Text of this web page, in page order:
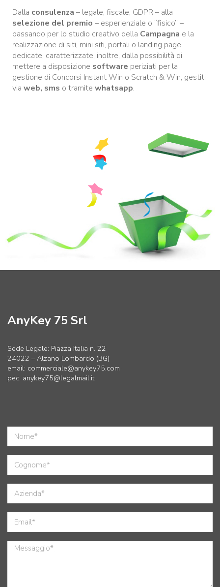
Dalla consulenza – legale, fiscale, GDPR – alla
selezione del premio – esperienziale o “fisico” –
passando per lo studio creativo della Campagna e la
realizzazione di siti, mini siti, portali o landing page
dedicate, caratterizzate, inoltre, dalla possibilità di
mettere a disposizione software periziati per la
gestione di Concorsi Instant Win o Scratch & Win, gestiti
via web, sms o tramite whatsapp.
AnyKey 75 Srl
Sede Legale: Piazza Italia n. 22
24022 – Alzano Lombardo (BG)
email: commerciale@anykey75.com
pec: anykey75@legalmail.it